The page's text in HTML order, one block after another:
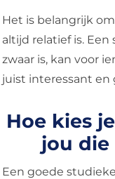
Het is belangrijk
altijd relatief is.
zwaar is, kan voor
juist interessant en
Hoe kies
jou die
Een goede